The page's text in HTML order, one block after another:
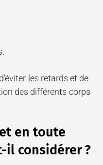
les retards et de
des différents corps
en toute
il considérer ?